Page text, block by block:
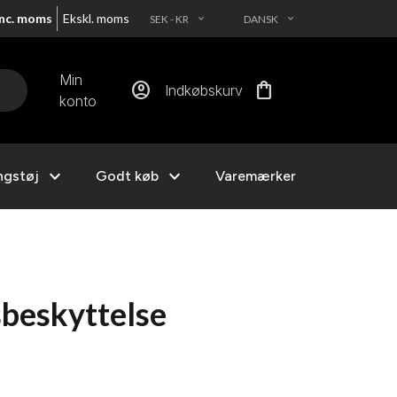
moms Ekskl. moms SEK - KR EXPAND_MORE DANSK EXPAND_MORE
Min
konto
account_circle Indkøbskurv shopping_bag
expand_more Godt køb expand_more Varemærker